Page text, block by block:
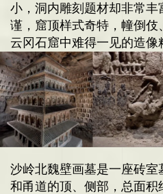
小，洞内雕刻题材却非常
谨，窟顶样式奇特，幢倒
云冈石窟中难得一见的造像
沙岭北魏壁画墓是一座砖室
和甬道的顶、侧部，总面积